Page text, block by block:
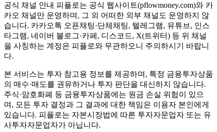
공식 채널 안내 피플로는 공식 웹사이트(pflowmoney.com)와 카
카오 채널만 운영하며, 그 외 어떠한 외부 채널도 운영하지 않
습니다. 카카오톡 오픈채팅·단체채팅, 텔레그램, 유튜브, 인스
타그램, 네이버 블로그·카페, 디스코드, X(트위터) 등 위 채널
을 사칭하는 계정은 피플로와 무관하오니 주의하시기 바랍니
다.
본 서비스는 투자 참고용 정보를 제공하며, 특정 금융투자상품
의 매수·매도를 권유하거나 투자 판단을 대신하지 않습니다.
주식·암호화폐 등 금융투자상품에는 원금 손실 위험이 있으
며, 모든 투자 결정과 그 결과에 대한 책임은 이용자 본인에게
있습니다. 피플로는 자본시장법에 따른 투자자문업자 또는 유
사투자자문업자가 아닙니다.